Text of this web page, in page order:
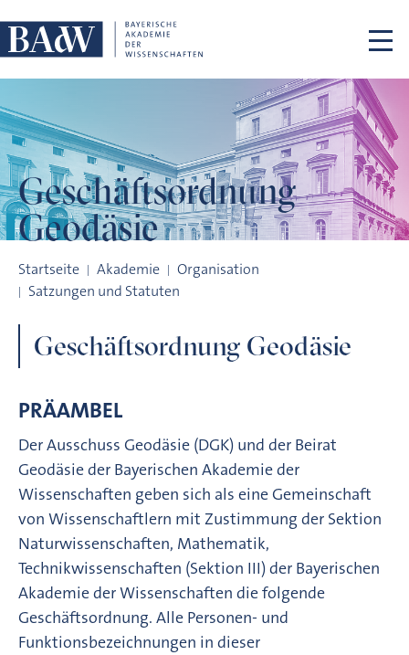
Geschäftsordnung
Geodäsie
Startseite Akademie
Organisation
Satzungen und Statuten
Geschäftsordnung Geodäsie
PRÄAMBEL
Der Ausschuss Geodäsie (DGK) und der Beirat
Geodäsie der Bayerischen Akademie der
Wissenschaften geben sich als eine Gemeinschaft
von Wissenschaftlern mit Zustimmung der Sektion
Naturwissenschaften, Mathematik,
Technikwissenschaften (Sektion III) der Bayerischen
Akademie der Wissenschaften die folgende
Geschäftsordnung. Alle Personen- und
Funktionsbezeichnungen in dieser